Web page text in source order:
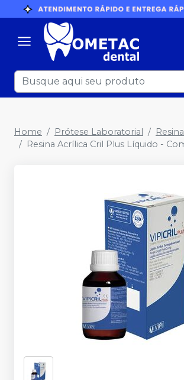
Home Prótese Laboratorial
Resina Acrílica Cril Plus Líquido -